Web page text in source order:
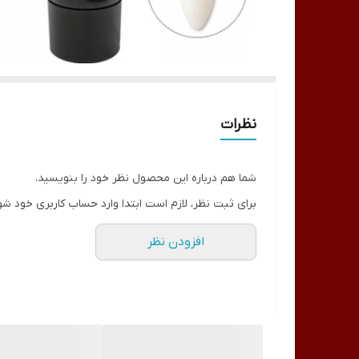
نظرات
شما هم درباره این محصول نظر خود را بنویسید.
برای ثبت نظر، لازم است ابتدا وارد حساب کاربری خود
افزودن نظر